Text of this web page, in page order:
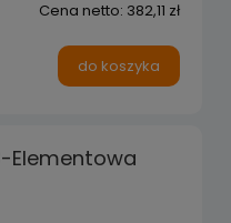
Cena netto: 382,11 zł
do koszyka
Elementowa